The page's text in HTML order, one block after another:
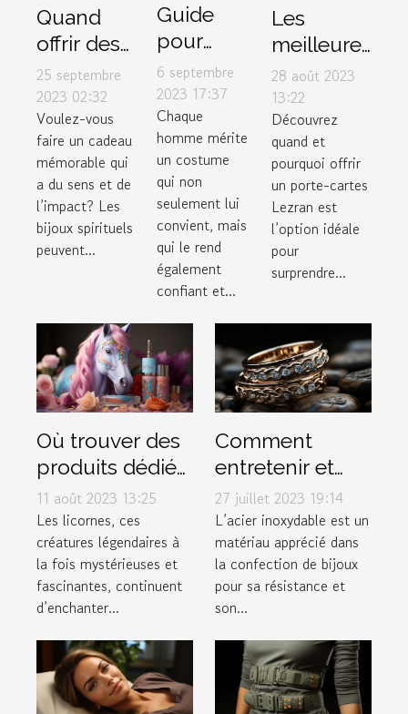
Quand
offrir des
bijoux
spirituels
pour
maximiser
leur
impact
25 septembre
2023 02:32
Voulez-vous
faire un cadeau
mémorable qui
a du sens et de
l’impact? Les
bijoux spirituels
peuvent...
Guide
pour
choisir le
costume
parfait
dans un
magasin
de luxe
6 septembre
2023 17:37
Chaque
homme mérite
un costume
qui non
seulement lui
convient, mais
qui le rend
également
confiant et...
Les
meilleures
occasions
pour offrir
un porte-
cartes
Lezran
28 août 2023
13:22
Découvrez
quand et
pourquoi offrir
un porte-cartes
Lezran est
l’option idéale
pour
surprendre...
Où trouver des
produits dédiés
aux licornes ?
11 août 2023 13:25
Les licornes, ces
créatures légendaires à
la fois mystérieuses et
fascinantes, continuent
d’enchanter...
Comment
entretenir et
conserver vos
bijoux en acier
inoxydable
27 juillet 2023 19:14
L’acier inoxydable est un
matériau apprécié dans
la confection de bijoux
pour sa résistance et
son...